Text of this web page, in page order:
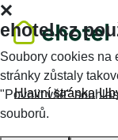
Hlavní stránka
ehotel.cz
Soubory cookies na
stránky zůstaly
"Povolit vše"
souborů.